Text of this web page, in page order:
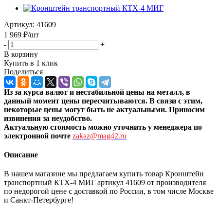
Артикул: 41609
1 969 ₽/шт
-
+
В корзину
Купить в 1 клик
Поделиться
Из за курса валют и нестабильной цены на металл, в
данный момент цены пересчитываются. В связи с этим,
некоторые цены могут быть не актуальными. Приносим
извинения за неудобство.
Актуальную стоимость можно уточнить у менеджера по
электронной почте zakaz@mag42.ru
Описание
В нашем магазине мы предлагаем купить товар Кронштейн
транспортный КТХ-4 МИГ артикул 41609 от производителя
по недорогой цене с доставкой по России, в том числе Москве
и Санкт-Петербурге!